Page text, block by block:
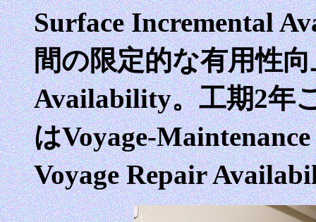
Surface Incremental
間の限定的な有用性向
Availability。工期2年
はVoyage-
Voyage Repair